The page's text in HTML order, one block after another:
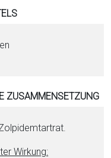
P
ZUSAMMENSETZUNG
Wirkung: